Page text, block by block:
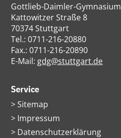
Gottlieb-Daimler-Gymnasium
Kattowitzer Straße 8
70374 Stuttgart
Tel.: 0711-216-20880
Fax.: 0711-216-20890
E-Mail: gdg@stuttgart.de
Service
Navigation
überspringen
Sitemap
Impressum
Datenschutzerklärung